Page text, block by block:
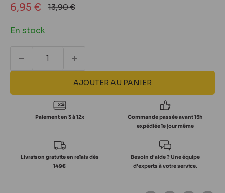
Prix
6,95 € Prix
normal
13,90 €
En stock
AJOUTER AU PANIER
Paiement en 3 à 12x
Commande passée avant 15h
expédiée le jour même
Livraison gratuite en relais dès
149€
Besoin d'aide ? Une équipe
d'experts à votre service.